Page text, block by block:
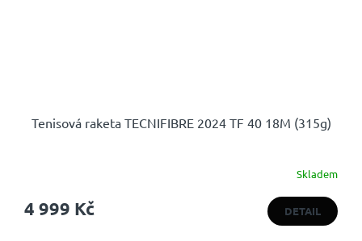
Tenisová raketa TECNIFIBRE 2024 TF 40 18M (315g)
Skladem
4 999 Kč DETAIL